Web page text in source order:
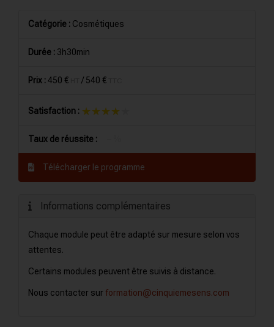
Catégorie : Cosmétiques
Durée : 3h30min
Prix :450 € /540 €
Satisfaction : ★★★★★
★★★★★
Taux de réussite :
Télécharger le programme
Informations complémentaires
Chaque module peut être adapté sur mesure selon vos
attentes.
Certains modules peuvent être suivis à distance.
Nous contacter sur formation@cinquiemesens.com